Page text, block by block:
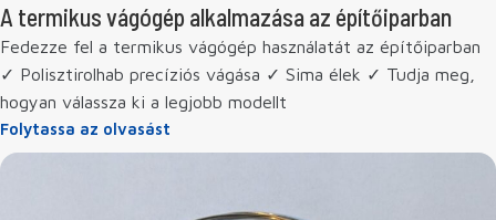
A termikus vágógép alkalmazása az építőiparban
Fedezze fel a termikus vágógép használatát az építőiparban
✓ Polisztirolhab precíziós vágása ✓ Sima élek ✓ Tudja meg,
hogyan válassza ki a legjobb modellt
Folytassa az olvasást